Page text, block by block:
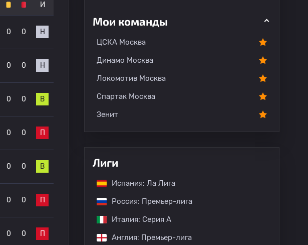
И
0 0 Н
0 0 Н
0 0 В
0 0 П
0 0 В
0 0 П
0 0 П
Мои команды
ЦСКА Москва
Динамо Москва
Локомотив Москва
Спартак Москва
Зенит
Лиги
Испания: Ла Лига
Россия: Премьер-лига
Италия: Серия А
Англия: Премьер-лига